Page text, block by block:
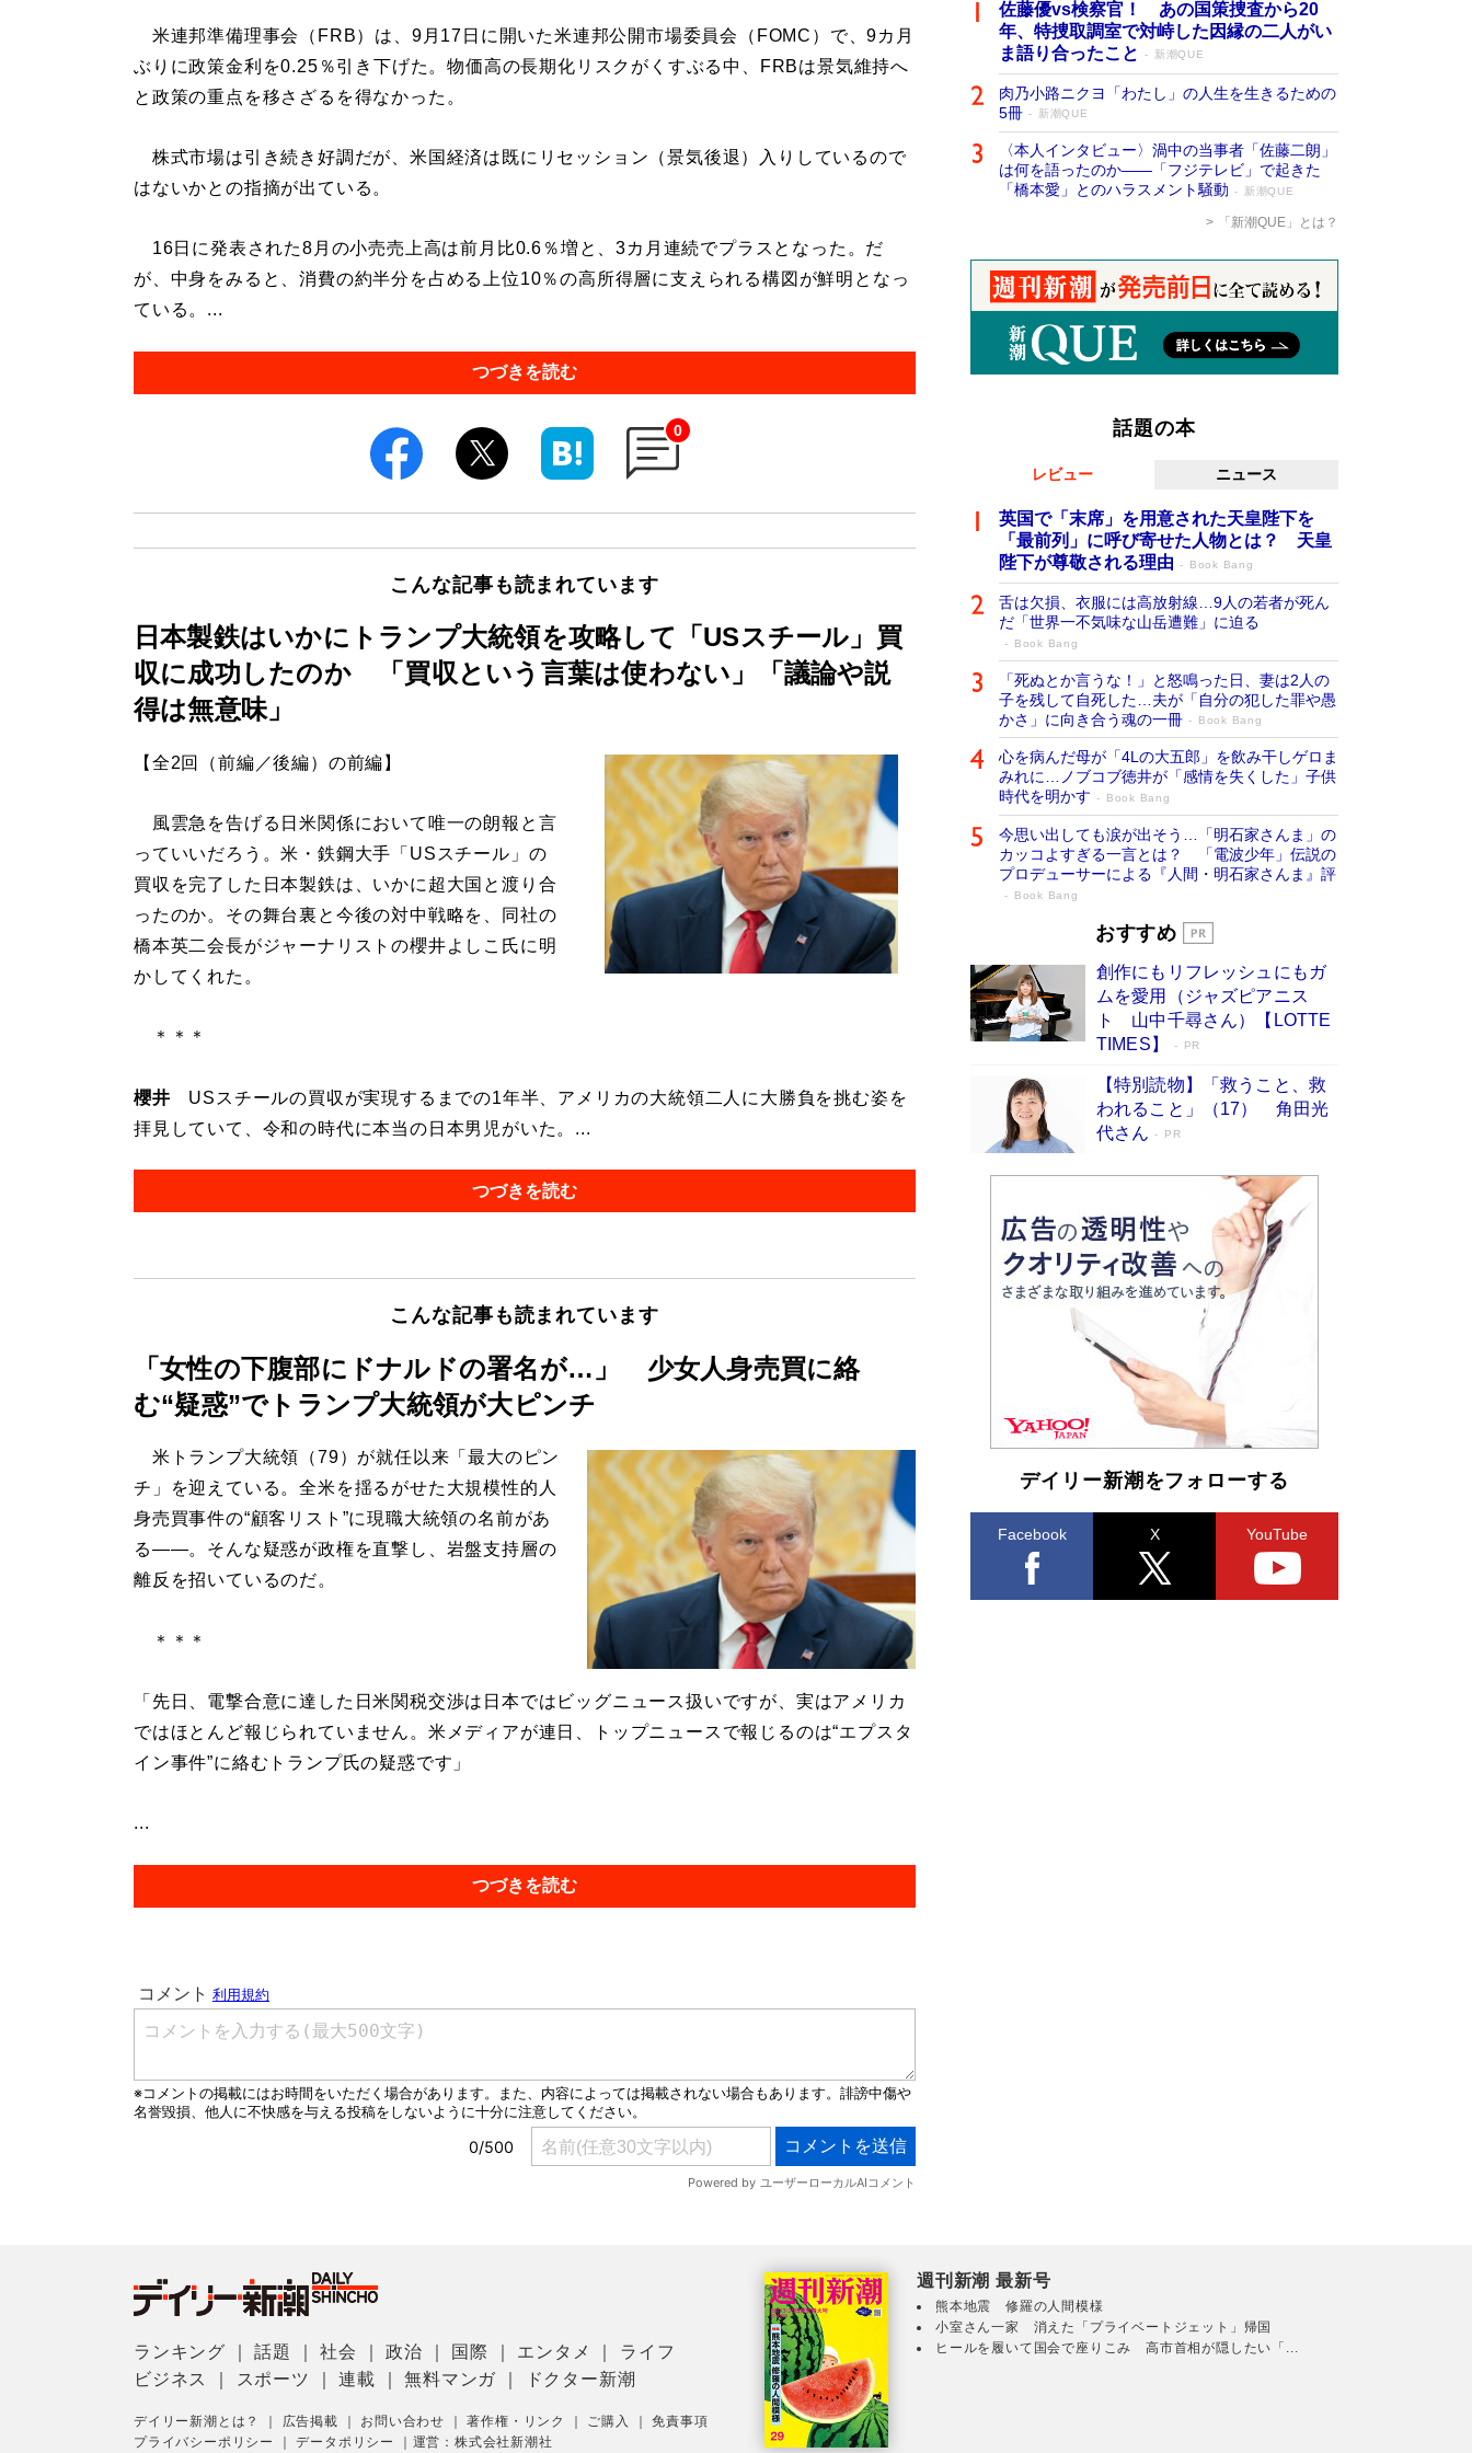
米連邦準備理事会（FRB）は、9月17日に開いた米連邦公開市場委員会（FOMC）で、9カ月
ぶりに政策金利を0.25％引き下げた。物価高の長期化リスクがくすぶる中、FRBは景気維持へ
と政策の重点を移さざるを得なかった。
株式市場は引き続き好調だが、米国経済は既にリセッション（景気後退）入りしているので
はないかとの指摘が出ている。
16日に発表された8月の小売売上高は前月比0.6％増と、3カ月連続でプラスとなった。だ
が、中身をみると、消費の約半分を占める上位10％の高所得層に支えられる構図が鮮明となっ
ている。...
つづきを読む
0
こんな記事も読まれています
日本製鉄はいかにトランプ大統領を攻略して「USスチール」買
収に成功したのか 「買収という言葉は使わない」「議論や説
得は無意味」
【全2回（前編／後編）の前編】
風雲急を告げる日米関係において唯一の朗報と言
っていいだろう。米・鉄鋼大手「USスチール」の
買収を完了した日本製鉄は、いかに超大国と渡り合
ったのか。その舞台裏と今後の対中戦略を、同社の
橋本英二会長がジャーナリストの櫻井よしこ氏に明
かしてくれた。
＊＊＊
櫻井 USスチールの買収が実現するまでの1年半、アメリカの大統領二人に大勝負を挑む姿を
拝見していて、令和の時代に本当の日本男児がいた。...
つづきを読む
こんな記事も読まれています
「女性の下腹部にドナルドの署名が…」 少女人身売買に絡
む“疑惑”でトランプ大統領が大ピンチ
米トランプ大統領（79）が就任以来「最大のピン
チ」を迎えている。全米を揺るがせた大規模性的人
身売買事件の“顧客リスト”に現職大統領の名前があ
る――。そんな疑惑が政権を直撃し、岩盤支持層の
離反を招いているのだ。
＊＊＊
「先日、電撃合意に達した日米関税交渉は日本ではビッグニュース扱いですが、実はアメリカ
ではほとんど報じられていません。米メディアが連日、トップニュースで報じるのは“エプスタ
イン事件”に絡むトランプ氏の疑惑です」
...
つづきを読む
佐藤優vs検察官！ あの国策捜査から20
年、特捜取調室で対峙した因縁の二人がい
ま語り合ったこと
新潮QUE
肉乃小路ニクヨ「わたし」の人生を生きるための
5冊
新潮QUE
〈本人インタビュー〉渦中の当事者「佐藤二朗」
は何を語ったのか――「フジテレビ」で起きた
「橋本愛」とのハラスメント騒動
新潮QUE
「新潮QUE」とは？
話題の本
レビュー ニュース
英国で「末席」を用意された天皇陛下を
「最前列」に呼び寄せた人物とは？ 天皇
陛下が尊敬される理由
Book Bang
舌は欠損、衣服には高放射線…9人の若者が死ん
だ「世界一不気味な山岳遭難」に迫る
Book Bang
「死ぬとか言うな！」と怒鳴った日、妻は2人の
子を残して自死した…夫が「自分の犯した罪や愚
かさ」に向き合う魂の一冊
Book Bang
心を病んだ母が「4Lの大五郎」を飲み干しゲロま
みれに…ノブコブ徳井が「感情を失くした」子供
時代を明かす
Book Bang
今思い出しても涙が出そう…「明石家さんま」の
カッコよすぎる一言とは？ 「電波少年」伝説の
プロデューサーによる『人間・明石家さんま』評
Book Bang
「宇宙兄弟」最終46巻がベストセラー1
物語に幕 特装版には「宇宙で描かれたマ
ンガ」も収録
Book Bang
美輪明宏 晩年の回答を集めた『ほほえんで生き
るための人生相談』がランクイン［エンターテイ
メントベストセラー］
Book Bang
「『火垂るの墓』は、大嘘である」原作者が抱き
続けた“自責の念”とは…「自己憐憫は描きたくな
い」監督が徹底的にこだわったこと（後編） #
戦争の記憶
Book Bang
皇室はなぜ世界から尊敬されているのか？ 「天
皇陛下はお元気でおられるか」がサウジ国王の第
一声になる理由
Book Bang
東野圭吾、伊坂幸太郎の人気シリーズ最新作どち
らも文庫化 映画化された直木賞受賞作もランク
イン［文庫ベストセラー］
Book Bang
おすすめ
創作にもリフレッシュにもガ
ムを愛用（ジャズピアニス
ト 山中千尋さん）【LOTTE
TIMES】
PR
【特別読物】「救うこと、救
われること」（17） 角田光
代さん
PR
デイリー新潮をフォローする
Facebook X YouTube
ランキング ｜話題 ｜社会 ｜政治 国際 エンタメ
ライフ
ビジネス
スポーツ ｜連載 ｜無料マンガ ドクター新潮
デイリー新潮とは？ ｜ 広告掲載 ｜ お問い合わせ ｜著作権・リンク ｜ ご購入 ｜免責事項
プライバシーポリシー
｜データポリシー ｜ 運営：株式会社新潮社
週刊新潮 最新号
熊本地震 修羅の人間模様
小室さん一家 消えた「プライベートジェット」帰国
ヒールを履いて国会で座りこみ 高市首相が隠したい「...